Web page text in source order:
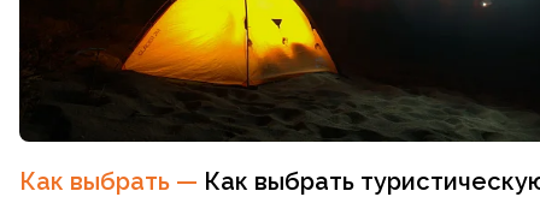
Как выбрать — Как выбрать